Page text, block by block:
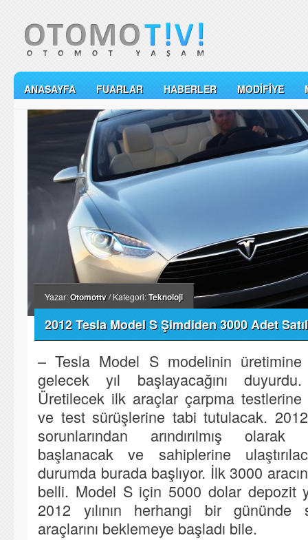
ANASAYFA FUARLAR HABERLER MODIFIYE
Yazar:Otomottv/ Kategori:Teknoloji
2012 Tesla Model S Şimdiden 3000 Adet
– Tesla Model S modelinin üretimine
gelecek yıl başlayacağını duyurdu.
Üretilecek ilk araçlar çarpma testlerine
ve test sürüşlerine tabi tutulacak.
sorunlarından arındırılmış
başlanacak ve sahiplerine
durumda burada başlıyor. İlk 3000
belli. Model S için 5000 dolar depozit
2012 yılının herhangi bir gününde
araçlarını beklemeye başladı bile.